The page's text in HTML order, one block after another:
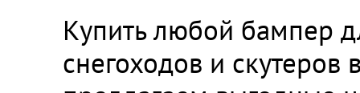
Купить любой бампер
снегоходов и